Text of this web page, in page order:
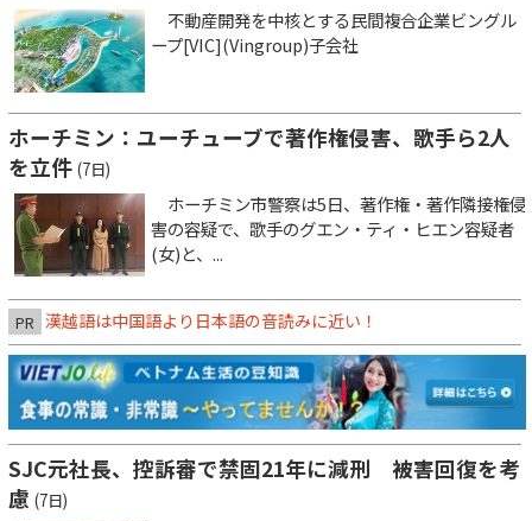
不動産開発を中核とする民間複合企業ビングル
ープ[VIC](Vingroup)子会社
ホーチミン：ユーチューブで著作権侵害、歌手ら2人
を立件 (7日)
ホーチミン市警察は5日、著作権・著作隣接権侵
害の容疑で、歌手のグエン・ティ・ヒエン容疑者
(女)と、...
PR 漢越語は中国語より日本語の音読みに近い！
SJC元社長、控訴審で禁固21年に減刑 被害回復を考
慮 (7日)